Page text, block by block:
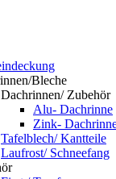
Bleche
Dachrinnen/ Zubehör
Alu- Dachrinne
Zink-
Tafelblech/ Kantteile
Laufrost/ Schneefang